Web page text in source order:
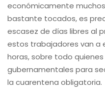
económicamente
bastante tocados, es
escasez de días libres al
estos trabajadores van a
horas, sobre todo
gubernamentales para
la cuarentena obligatoria.